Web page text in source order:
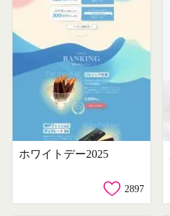
ホワイトデー2025
2897